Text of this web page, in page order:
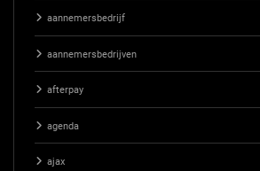
aannemersbedrijf
aannemersbedrijven
afterpay
agenda
ajax